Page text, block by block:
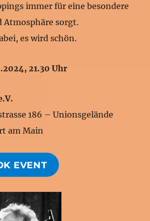
immer für eine besondere
Atmosphäre sorgt.
es wird schön.
21.30 Uhr
186 – Unionsgelände
am Main
EVENT